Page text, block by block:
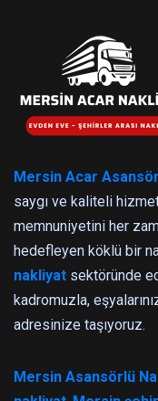
Mersin Acar
saygı ve kaliteli
memnuniyetini her
hedefleyen köklü bir
nakliyat sektöründe
kadromuzla,
adresinize taşıyoruz.
Mersin Asansörlü